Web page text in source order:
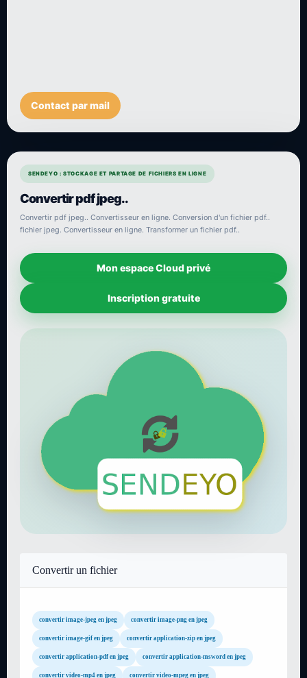
Contact par mail
SENDEYO : STOCKAGE ET PARTAGE DE FICHIERS EN LIGNE
Convertir pdf jpeg..
Convertir pdf jpeg.. Convertisseur en ligne. Conversion d'un fichier pdf..
fichier jpeg. Convertisseur en ligne. Transformer un fichier pdf..
Mon espace Cloud privé
Inscription gratuite
Convertir un fichier
convertir image-jpeg en jpeg convertir image-png en jpeg
convertir image-gif en jpeg convertir application-zip en jpeg
convertir application-pdf en jpeg convertir application-msword en jpeg
convertir video-mp4 en jpeg convertir video-mpeg en jpeg